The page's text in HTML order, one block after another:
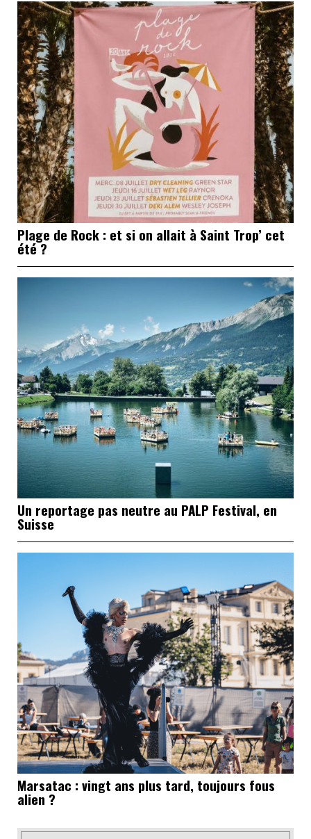
Plage de Rock : et si on allait à Saint Trop’ cet
été ?
Un reportage pas neutre au PALP Festival, en
Suisse
Marsatac : vingt ans plus tard, toujours fous
alien ?